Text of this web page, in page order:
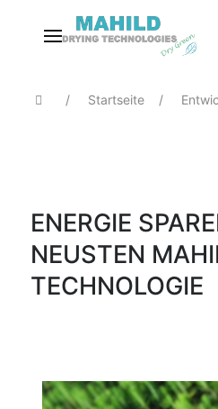
Startseite
ENERGIE
NEUSTEN
TECHNOLOGIE